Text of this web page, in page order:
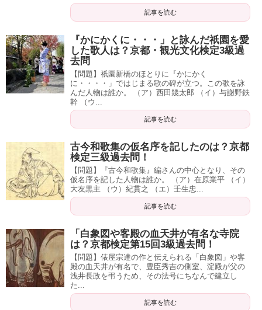
記事を読む
『かにかくに・・・」と詠んだ祇園を愛
した歌人は？京都・観光文化検定3級過
去問
【問題】祇園新橋のほとりに『かにかく
に・・・・」ではじまる歌の碑が立つ。この歌を詠
んだ人物は誰か。 （ア）西田幾太郎 （イ）与謝野鉄
幹 （ウ...
記事を読む
古今和歌集の仮名序を記したのは？京都
検定三級過去問！
【問題】『古今和歌集』編さんの中心となり、その
仮名序を記した人物は誰か。 （ア）在原業平 （イ）
大友黒主 （ウ）紀貫之 （エ）壬生忠...
記事を読む
「白象図や客殿の血天井が有名な寺院
は？京都検定第15回3級過去問！
【問題】俵屋宗達の作と伝えられる「白象図」や客
殿の血天井が有名で、豊臣秀吉の側室、淀殿が父の
浅井長政を弔うため、その法号にちなんで建立し
た...
記事を読む